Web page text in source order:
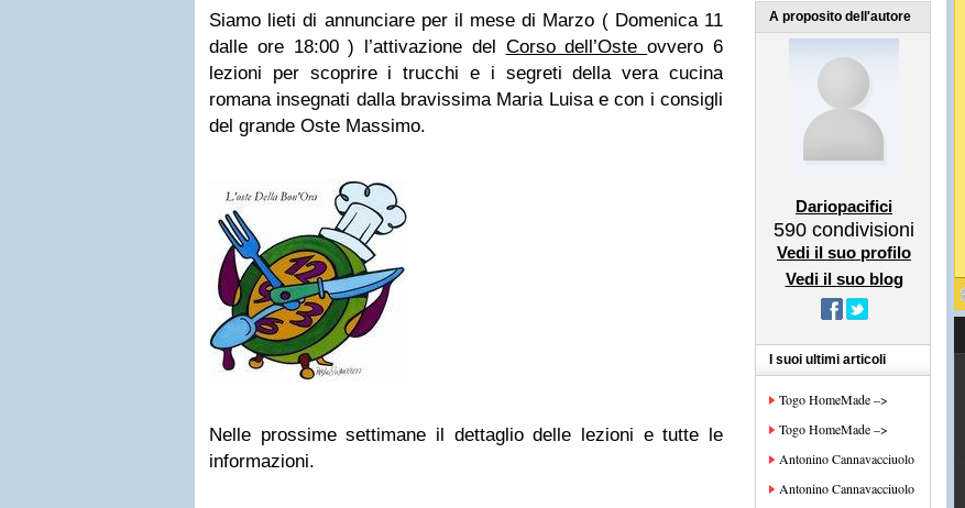
Siamo lieti di annunciare per il mese di Marzo ( Domenica 11
dalle ore 18:00 ) l’attivazione del Corso dell’Osteovvero 6
lezioni per scoprire i trucchi e i segreti della vera cucina
romana insegnati dalla bravissima Maria Luisa e con i consigli
del grande Oste Massimo.
Nelle prossime settimane il dettaglio delle lezioni e tutte le
informazioni.
A proposito dell'autore
Dariopacifici
590 condivisioni
Vedi il suo profilo
Vedi il suo blog
I suoi ultimi articoli
Togo HomeMade –>
Togo HomeMade –>
Antonino Cannavacciuolo
Antonino Cannavacciuolo